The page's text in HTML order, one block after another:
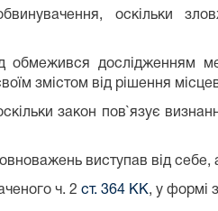
оскільки
обмежився дослідженням
змістом від рішення
закон пов`язує
виступав від
ч. 2 ст. 364 КК, у формі